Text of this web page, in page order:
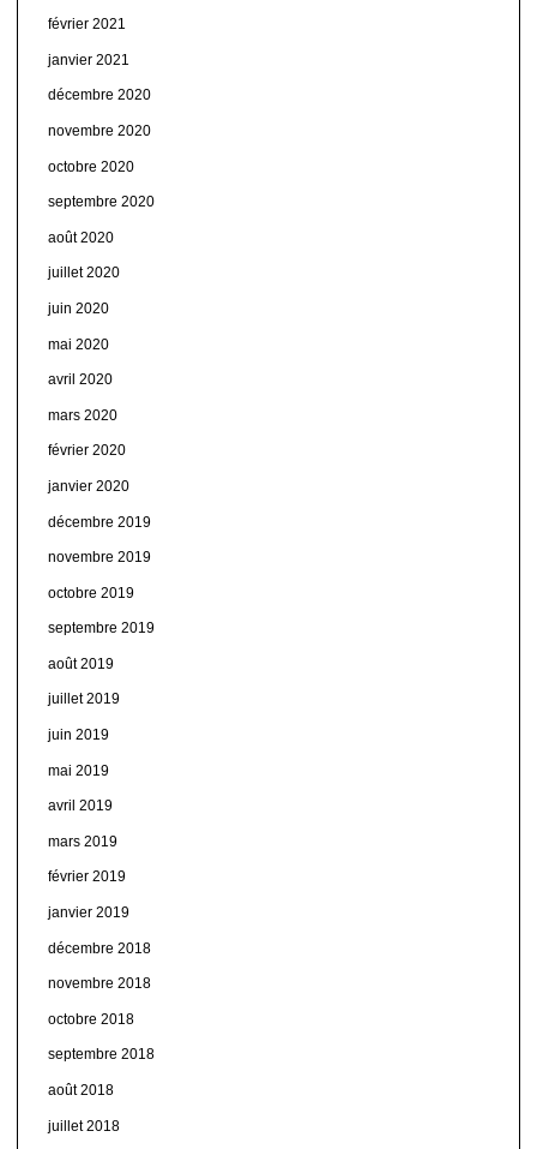
février 2021
janvier 2021
décembre 2020
novembre 2020
octobre 2020
septembre 2020
août 2020
juillet 2020
juin 2020
mai 2020
avril 2020
mars 2020
février 2020
janvier 2020
décembre 2019
novembre 2019
octobre 2019
septembre 2019
août 2019
juillet 2019
juin 2019
mai 2019
avril 2019
mars 2019
février 2019
janvier 2019
décembre 2018
novembre 2018
octobre 2018
septembre 2018
août 2018
juillet 2018